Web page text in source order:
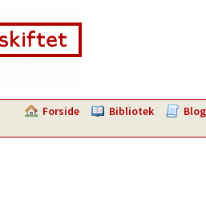
Forside Bibliotek Blog